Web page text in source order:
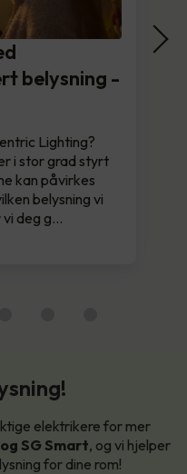
belysning -
Lighting?
i stor grad styrt
kan påvirkes
belysning vi
vi deg g…
elektrikere for mer
SG Smart, og vi hjelper
for dine rom!